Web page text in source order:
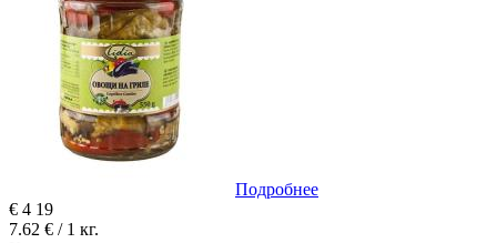
Подробнее
€ 4 19
7.62 € / 1 кг.